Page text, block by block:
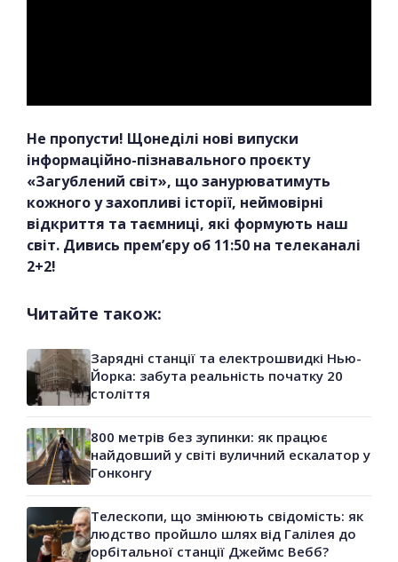
Не пропусти! Щонеділі нові випуски
інформаційно-пізнавального проєкту
«Загублений світ», що занурюватимуть
кожного у захопливі історії, неймовірні
відкриття та таємниці, які формують наш
світ. Дивись прем’єру об 11:50 на телеканалі
2+2!
Читайте також:
Зарядні станції та електрошвидкі Нью-
Йорка: забута реальність початку 20
століття
800 метрів без зупинки: як працює
найдовший у світі вуличний ескалатор у
Гонконгу
Телескопи, що змінюють свідомість: як
людство пройшло шлях від Галілея до
орбітальної станції Джеймс Вебб?